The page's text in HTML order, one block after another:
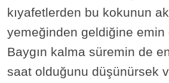
kıyafetlerden bu kokunun
yemeğinden geldiğine emin
Baygın kalma süremin de
saat olduğunu düşünürsek